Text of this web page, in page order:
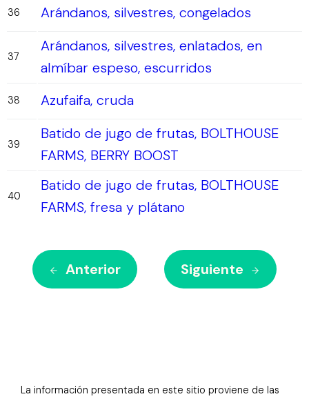
36 Arándanos, silvestres, congelados
37
Arándanos, silvestres, enlatados, en
almíbar espeso, escurridos
38 Azufaifa, cruda
39
Batido de jugo de frutas, BOLTHOUSE
FARMS, BERRY BOOST
40
Batido de jugo de frutas, BOLTHOUSE
FARMS, fresa y plátano
Anterior Siguiente
La información presentada en este sitio proviene de las